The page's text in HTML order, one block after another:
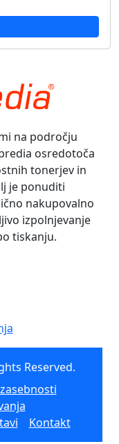
na področju
osredotoča
tonerjev in
je ponuditi
nakupovalno
izpolnjevanje
tiskanju.
Reserved.
Kontakt